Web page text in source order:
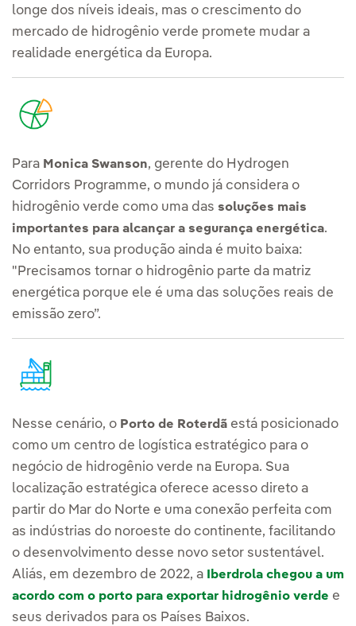
longe dos níveis ideais, mas o crescimento do
mercado de hidrogênio verde promete mudar a
realidade energética da Europa.
Para Monica Swanson, gerente do Hydrogen
Corridors Programme, o mundo já considera o
hidrogênio verde como uma das soluções mais
importantes para alcançar a segurança energética.
No entanto, sua produção ainda é muito baixa:
"Precisamos tornar o hidrogênio parte da matriz
energética porque ele é uma das soluções reais de
emissão zero”.
Nesse cenário, o Porto de Roterdã está posicionado
como um centro de logística estratégico para o
negócio de hidrogênio verde na Europa. Sua
localização estratégica oferece acesso direto a
partir do Mar do Norte e uma conexão perfeita com
as indústrias do noroeste do continente, facilitando
o desenvolvimento desse novo setor sustentável.
Aliás, em dezembro de 2022, a Iberdrola chegou a um
acordo com o porto para exportar hidrogênio verde e
seus derivados para os Países Baixos.